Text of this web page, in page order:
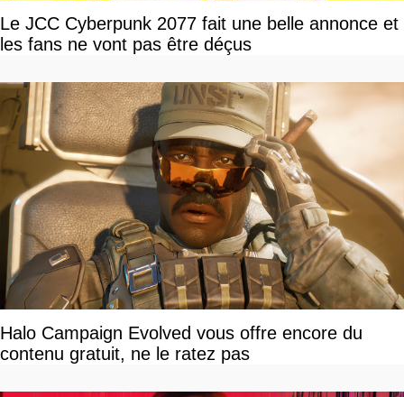
Le JCC Cyberpunk 2077 fait une belle annonce et
les fans ne vont pas être déçus
Halo Campaign Evolved vous offre encore du
contenu gratuit, ne le ratez pas